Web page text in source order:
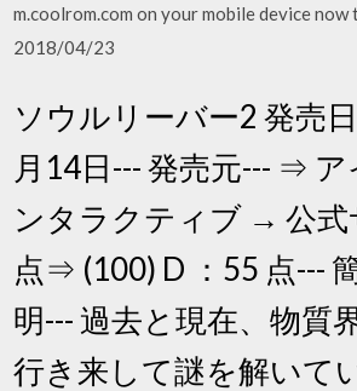
m.coolrom.com on your mobile device now
2018/04/23
ソウルリーバー2 発売
月14日--- 発売元--- ⇒
ンタラクティブ → 公式
点⇒ (100) D ：55 点---
明--- 過去と現在、物質
行き来して謎を解いて